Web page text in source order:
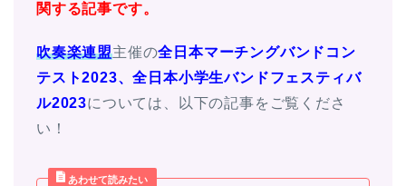
関する記事です。
吹奏楽連盟主催の全日本マーチングバンドコン
テスト2023、全日本小学生バンドフェスティバ
ル2023については、以下の記事をご覧くださ
い！